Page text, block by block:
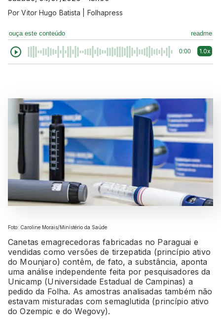
PorVitor Hugo Batista | Folhapress
ouça este conteúdo readme
0:00 1.0x
Foto: Caroline Morais/Ministério da Saúde
Canetas emagrecedoras fabricadas no Paraguai e
vendidas como versões de tirzepatida (princípio ativo
do Mounjaro) contêm, de fato, a substância, aponta
uma análise independente feita por pesquisadores da
Unicamp (Universidade Estadual de Campinas) a
pedido da Folha. As amostras analisadas também não
estavam misturadas com semaglutida (princípio ativo
do Ozempic e do Wegovy).